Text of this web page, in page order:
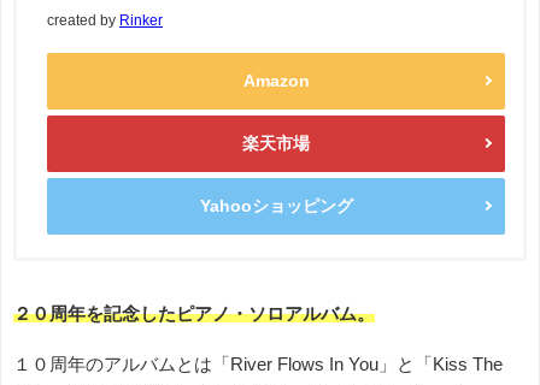
created by Rinker
Amazon
楽天市場
Yahooショッピング
２０周年を記念したピアノ・ソロアルバム。
１０周年のアルバムとは「River Flows In You」と「Kiss The